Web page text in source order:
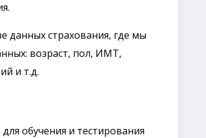
данных страхования, где мы
возраст, пол, ИМТ,
и т.д.
обучения и тестирования